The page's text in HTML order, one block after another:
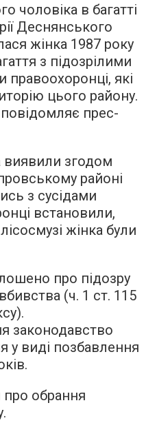
чоловіка в багатті
Деснянського
жінка 1987 року
з підозрілими
які
цього району.
прес-
виявили згодом
районі
з сусідами
встановили,
жінка були
про підозру
(ч. 1 ст. 115
законодавство
у виді позбавлення
про обрання